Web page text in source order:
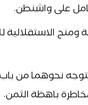
على واشنطن.
ومنح الاستقلالية
نحوهما من
باهظة الثمن.